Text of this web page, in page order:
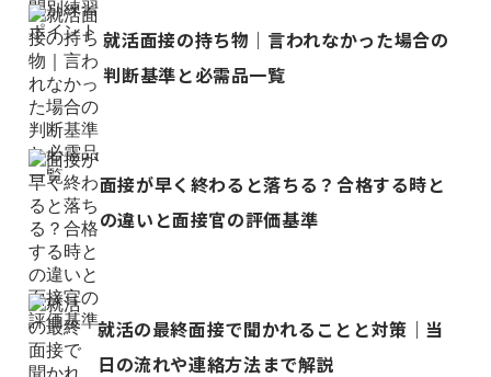
就活面接の持ち物｜言われなかった場合の
判断基準と必需品一覧
面接が早く終わると落ちる？合格する時と
の違いと面接官の評価基準
就活の最終面接で聞かれることと対策｜当
日の流れや連絡方法まで解説